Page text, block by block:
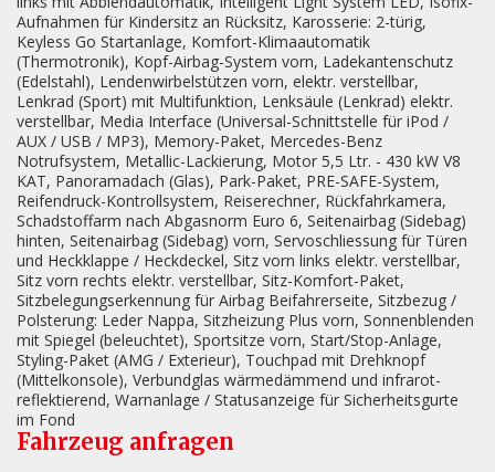
Aufnahmen für Kindersitz an Rücksitz, Karosserie: 2-türig,
Keyless Go Startanlage, Komfort-Klimaautomatik
(Thermotronik), Kopf-Airbag-System vorn, Ladekantenschutz
(Edelstahl), Lendenwirbelstützen vorn, elektr. verstellbar,
Lenkrad (Sport) mit Multifunktion, Lenksäule (Lenkrad) elektr.
verstellbar, Media Interface (Universal-Schnittstelle für iPod /
AUX / USB / MP3), Memory-Paket, Mercedes-Benz
Notrufsystem, Metallic-Lackierung, Motor 5,5 Ltr. - 430 kW V8
KAT, Panoramadach (Glas), Park-Paket, PRE-SAFE-System,
Reifendruck-Kontrollsystem, Reiserechner, Rückfahrkamera,
Schadstoffarm nach Abgasnorm Euro 6, Seitenairbag (Sidebag)
hinten, Seitenairbag (Sidebag) vorn, Servoschliessung für Türen
und Heckklappe / Heckdeckel, Sitz vorn links elektr. verstellbar,
Sitz vorn rechts elektr. verstellbar, Sitz-Komfort-Paket,
Sitzbelegungserkennung für Airbag Beifahrerseite, Sitzbezug /
Polsterung: Leder Nappa, Sitzheizung Plus vorn, Sonnenblenden
mit Spiegel (beleuchtet), Sportsitze vorn, Start/Stop-Anlage,
Styling-Paket (AMG / Exterieur), Touchpad mit Drehknopf
(Mittelkonsole), Verbundglas wärmedämmend und infrarot-
reflektierend, Warnanlage / Statusanzeige für Sicherheitsgurte
im Fond
Fahrzeug anfragen